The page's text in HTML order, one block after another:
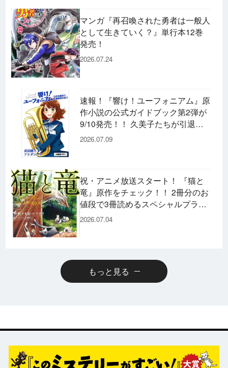
マンガ『再召喚された勇者は一般人
として生きていく？』単行本12巻
発売！
2026.07.24
速報！『響け！ユーフォニアム』原
作小説の公式ガイドブック第2弾が
9/10発売！！ 久美子たちが引退し
た後の書き下ろし小説など充実の内
2026.07.09
祝・アニメ放送スタート！ 『猫と
竜』原作をチェック！！ 2冊分のお
値段で3冊読めるスペシャルプライ
スパックのコミックスも発売！
2026.07.04
もっと見る